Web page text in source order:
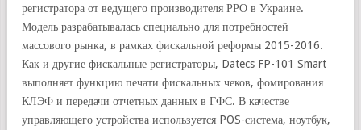
регистратора от ведущего производителя РРО в Украине.
Модель разрабатывалась специально для потребностей
массового рынка, в рамках фискальной реформы 2015-2016.
Как и другие фискальные регистраторы, Datecs FP-101 Smart
выполняет функцию печати фискальных чеков, фомирования
КЛЭФ и передачи отчетных данных в ГФС. В качестве
управляющего устройства используется POS-система, ноутбук,